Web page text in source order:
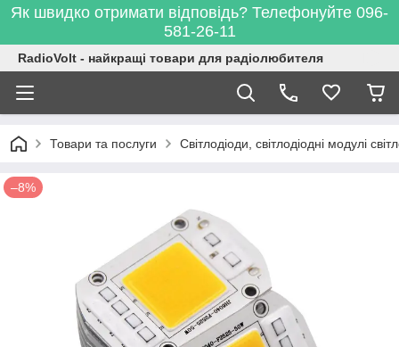
Як швидко отримати відповідь? Телефонуйте 096-
581-26-11
RadioVolt - найкращі товари для радіолюбителя
Товари та послуги Світлодіоди, світлодіодні модулі
–8%